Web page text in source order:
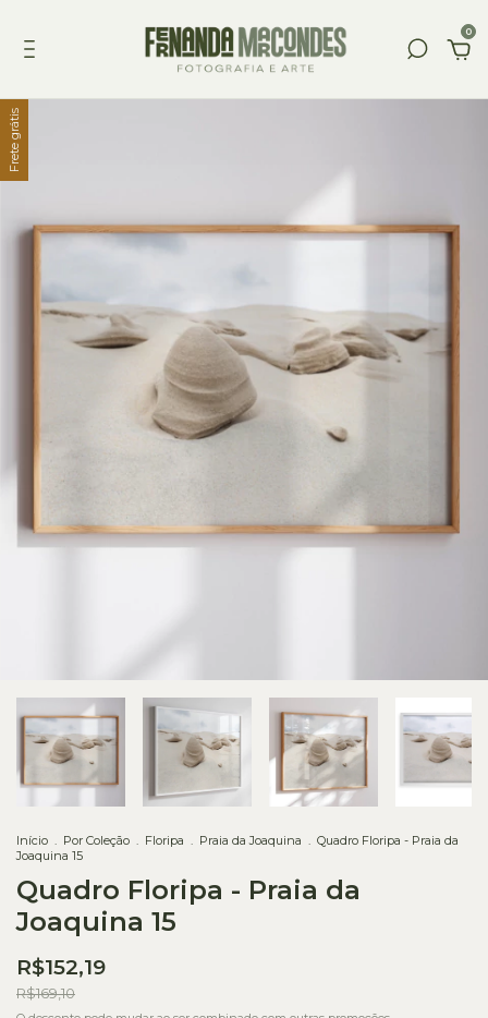
0
Frete grátis
Início . Por Coleção . Floripa . Praia da Joaquina . Quadro Floripa - Praia da
Joaquina 15
Quadro Floripa - Praia da
Joaquina 15
R$152,19
R$169,10